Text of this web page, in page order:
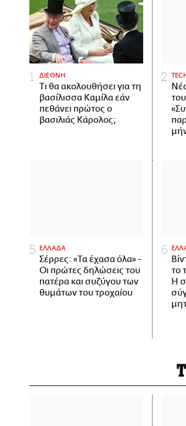
ΔΙΕΘΝΗ
Τι θα ακολουθήσει για τη
βασίλισσα Καμίλα εάν
πεθάνει πρώτος ο
βασιλιάς Κάρολος;
ΕΛΛΑΔΑ
Σέρρες: «Τα έχασα όλα» -
Οι πρώτες δηλώσεις του
πατέρα και συζύγου των
θυμάτων του τροχαίου
το
Η